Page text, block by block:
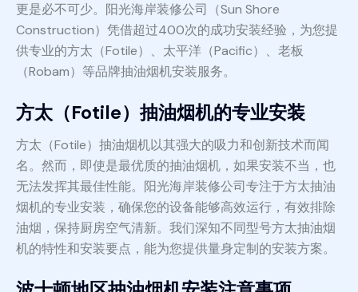
更是必不可少。阳光海岸装修公司（Sun Shore
Construction）凭借超过400次的成功安装经验，为您提
供专业的方太（Fotile）、太平洋（Pacific）、老板
（Robam）等品牌抽油烟机安装服务。
方太（Fotile）抽油烟机的专业安装
方太（Fotile）抽油烟机以其强大的吸力和创新技术而闻
名。然而，即使是最优质的抽油烟机，如果安装不当，也
无法发挥其最佳性能。阳光海岸装修公司专注于方太抽油
烟机的专业安装，确保您的设备能够高效运行，有效排除
油烟，保持厨房空气清新。我们深知不同型号方太抽油烟
机的特性和安装要点，能为您提供量身定制的安装方案。